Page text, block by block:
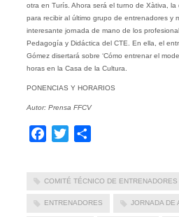
otra en Turís. Ahora será el turno de Xàtiva,
para recibir al último grupo de entrenadores y
interesante jornada de mano de los
Pedagogía y Didáctica del CTE. En ella, el
Gómez disertará sobre ‘Cómo entrenar el
horas en la Casa de la Cultura.
PONENCIAS Y HORARIOS
Autor: Prensa FFCV
Facebook
Twitter
COMITÉ TÉCNICO DE ENTRENADORES
ENTRENADORES JORNADA DE